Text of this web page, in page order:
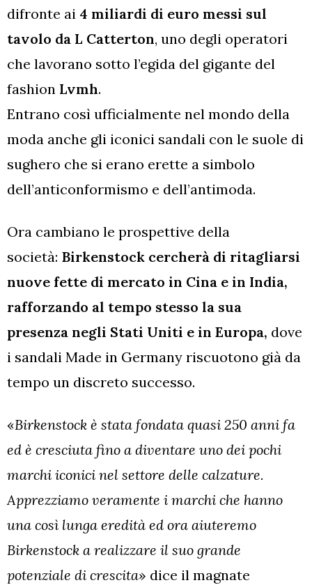
difronte ai 4 miliardi di euro messi sul
tavolo da L Catterton, uno degli operatori
che lavorano sotto l’egida del gigante del
fashion Lvmh.
Entrano così ufficialmente nel mondo della
moda anche gli iconici sandali con le suole di
sughero che si erano erette a simbolo
dell’anticonformismo e dell’antimoda.
Ora cambiano le prospettive della
società: Birkenstock cercherà di ritagliarsi
nuove fette di mercato in Cina e in India,
rafforzando al tempo stesso la sua
presenza negli Stati Uniti e in Europa, dove
i sandali Made in Germany riscuotono già da
tempo un discreto successo.
«Birkenstock è stata fondata quasi 250 anni fa
ed è cresciuta fino a diventare uno dei pochi
marchi iconici nel settore delle calzature.
Apprezziamo veramente i marchi che hanno
una così lunga eredità ed ora aiuteremo
Birkenstock a realizzare il suo grande
potenziale di crescita» dice il magnate